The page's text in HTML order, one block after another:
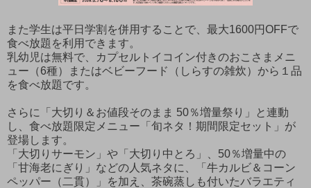
また学生は平日学割を併用することで、最大1600円OFFで
食べ放題を利用できます。
乳幼児は無料で、カプセルトイコイン付きのおこさまメニ
ュー（6種）またはベビーフード（しらすの雑炊）から１品
を食べ放題です。
さらに「大切り＆お値段そのまま 50％増量祭り」と連動
し、食べ放題限定メニュー「旬ネタ！期間限定セット」が
登場します。
「大切りサーモン」や「大切り中とろ」、50％増量中の
「甘海老にぎり」などの人気ネタに、「牛カルビ＆コーン
ペッパー（二貫）」を加え、茶碗蒸しも付いたバラエティ